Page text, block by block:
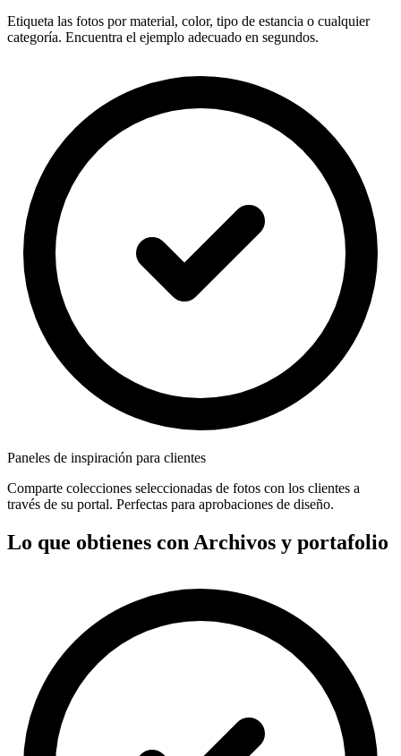
Etiqueta las fotos por material, color, tipo de estancia o cualquier
categoría. Encuentra el ejemplo adecuado en segundos.
Paneles de inspiración para clientes
Comparte colecciones seleccionadas de fotos con los clientes a
través de su portal. Perfectas para aprobaciones de diseño.
Lo que obtienes con Archivos y portafolio